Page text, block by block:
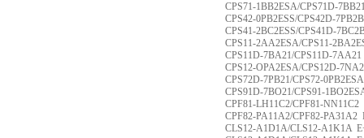
CPS71-1BB2ESA/CPS71D-
CPS42-0PB2ESS/CPS42D-
CPS41-2BC2ESS/CPS41D-
CPS11-2AA2ESA/CPS11-
CPS11D-7BA21/CPS11D-
CPS12-OPA2ESA/CPS12D-
CPS72D-7PB21/CPS72-
CPS91D-7BO21/CPS91-
CPF81-LH11C2/CPF81-NN11C2
CPF82-PA11A2/CPF82-PA31A2
CLS12-A1D1A/CLS12-A1K1A